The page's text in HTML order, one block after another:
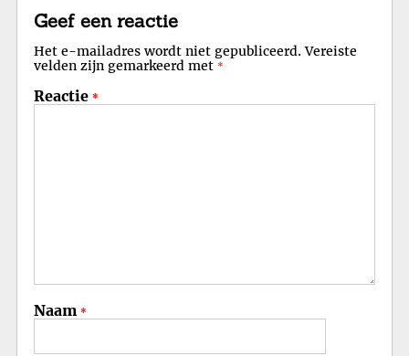
Geef een reactie
Het e-mailadres wordt niet gepubliceerd. Vereiste
velden zijn gemarkeerd met *
Reactie *
Naam *